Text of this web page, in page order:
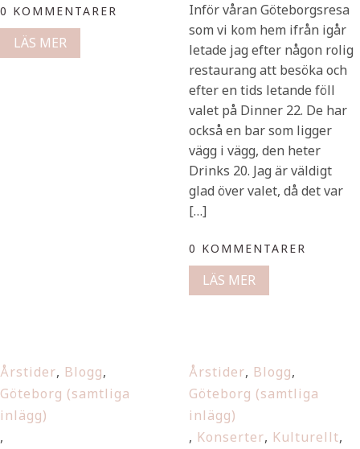
0 KOMMENTARER
LÄS MER
Inför våran Göteborgsresa
som vi kom hem ifrån igår
letade jag efter någon rolig
restaurang att besöka och
efter en tids letande föll
valet på Dinner 22. De har
också en bar som ligger
vägg i vägg, den heter
Drinks 20. Jag är väldigt
glad över valet, då det var
[…]
0 KOMMENTARER
LÄS MER
Årstider, Blogg,
Göteborg (samtliga
inlägg)
,
Årstider, Blogg,
Göteborg (samtliga
inlägg)
, Konserter, Kulturellt,